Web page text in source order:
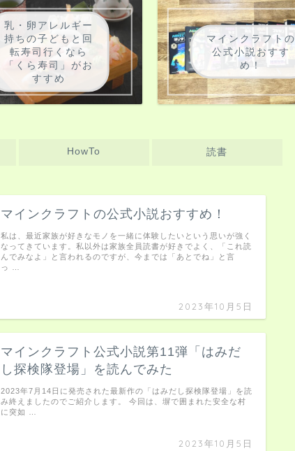
乳・卵アレルギー
持ちの子どもと回
転寿司行くなら
「くら寿司」がお
すすめ
マインクラフトの
公式小説おすす
め！
HowTo 読書
マインクラフトの公式小説おすすめ！
2023年10月5日
私は、最近家族が好きなモノを一緒に体験したいという思いが強く
なってきています。私以外は家族全員読書が好きでよく、「これ読
んでみなよ」と言われるのですが、今までは「あとでね」と言
っ …
マインクラフト公式小説第11弾「はみだ
し探検隊登場」を読んでみた
2023年10月5日
2023年7月14日に発売された最新作の「はみだし探検隊登場」を読
み終えましたのでご紹介します。 今回は、塀で囲まれた安全な村
に突如 …